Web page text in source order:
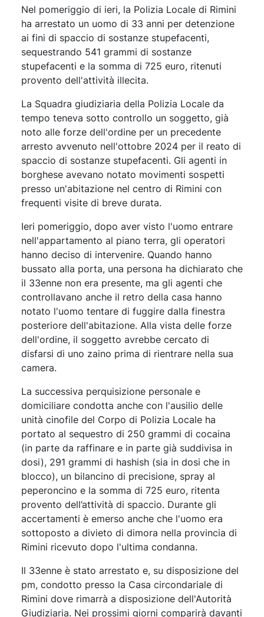
Nel pomeriggio di ieri, la Polizia Locale di Rimini
ha arrestato un uomo di 33 anni per detenzione
ai fini di spaccio di sostanze stupefacenti,
sequestrando 541 grammi di sostanze
stupefacenti e la somma di 725 euro, ritenuti
provento dell'attività illecita.
La Squadra giudiziaria della Polizia Locale da
tempo teneva sotto controllo un soggetto, già
noto alle forze dell'ordine per un precedente
arresto avvenuto nell'ottobre 2024 per il reato di
spaccio di sostanze stupefacenti. Gli agenti in
borghese avevano notato movimenti sospetti
presso un'abitazione nel centro di Rimini con
frequenti visite di breve durata.
Ieri pomeriggio, dopo aver visto l'uomo entrare
nell'appartamento al piano terra, gli operatori
hanno deciso di intervenire. Quando hanno
bussato alla porta, una persona ha dichiarato che
il 33enne non era presente, ma gli agenti che
controllavano anche il retro della casa hanno
notato l'uomo tentare di fuggire dalla finestra
posteriore dell'abitazione. Alla vista delle forze
dell'ordine, il soggetto avrebbe cercato di
disfarsi di uno zaino prima di rientrare nella sua
camera.
La successiva perquisizione personale e
domiciliare condotta anche con l'ausilio delle
unità cinofile del Corpo di Polizia Locale ha
portato al sequestro di 250 grammi di cocaina
(in parte da raffinare e in parte già suddivisa in
dosi), 291 grammi di hashish (sia in dosi che in
blocco), un bilancino di precisione, spray al
peperoncino e la somma di 725 euro, ritenta
provento dell’attività di spaccio. Durante gli
accertamenti è emerso anche che l'uomo era
sottoposto a divieto di dimora nella provincia di
Rimini ricevuto dopo l'ultima condanna.
Il 33enne è stato arrestato e, su disposizione del
pm, condotto presso la Casa circondariale di
Rimini dove rimarrà a disposizione dell'Autorità
Giudiziaria. Nei prossimi giorni comparirà davanti